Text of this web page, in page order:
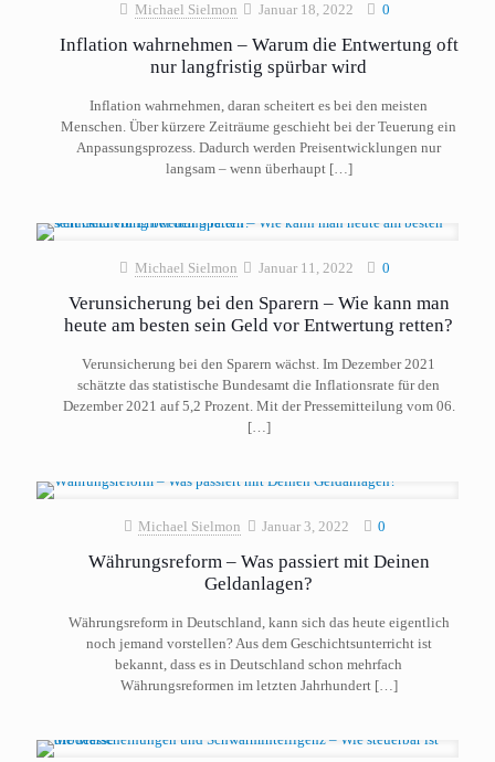
Michael Sielmon Januar 18, 2022 0
Inflation wahrnehmen – Warum die Entwertung oft
nur langfristig spürbar wird
Inflation wahrnehmen, daran scheitert es bei den meisten
Menschen. Über kürzere Zeiträume geschieht bei der Teuerung ein
Anpassungsprozess. Dadurch werden Preisentwicklungen nur
langsam – wenn überhaupt[…]
Michael Sielmon Januar 11, 2022 0
Verunsicherung bei den Sparern – Wie kann man
heute am besten sein Geld vor Entwertung retten?
Verunsicherung bei den Sparern wächst. Im Dezember 2021
schätzte das statistische Bundesamt die Inflationsrate für den
Dezember 2021 auf 5,2 Prozent. Mit der Pressemitteilung vom 06.
[…]
Michael Sielmon Januar 3, 2022 0
Währungsreform – Was passiert mit Deinen
Geldanlagen?
Währungsreform in Deutschland, kann sich das heute eigentlich
noch jemand vorstellen? Aus dem Geschichtsunterricht ist
bekannt, dass es in Deutschland schon mehrfach
Währungsreformen im letzten Jahrhundert[…]